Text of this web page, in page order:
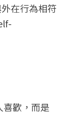
在行為相符
歡，而是